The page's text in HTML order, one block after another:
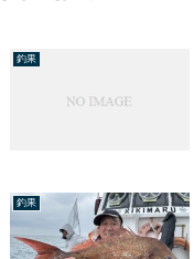
釣果
釣果